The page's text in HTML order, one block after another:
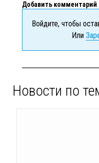
Добавить комментарий
Войдите, чтобы
Или
Новости по